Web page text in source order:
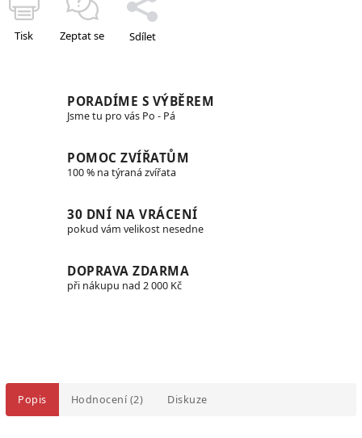
Tisk Zeptat se Sdílet
PORADÍME S VÝBĚREM
Jsme tu pro vás Po - Pá
POMOC ZVÍŘATŮM
100 % na týraná zvířata
30 DNÍ NA VRÁCENÍ
pokud vám velikost nesedne
DOPRAVA ZDARMA
při nákupu nad 2 000 Kč
Popis Hodnocení (2) Diskuze